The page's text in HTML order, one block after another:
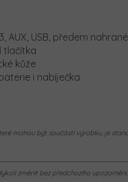
AUX, USB, předem
tlačítka
kůže
i nabíječka
mohou být součástí výrobku, je
změnit bez předchozího